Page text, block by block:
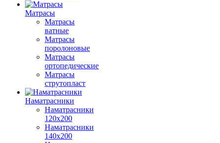
Матрасы
Матрасы
ватные
Матрасы
поролоновые
Матрасы
ортопедические
Матрасы
струтопласт
Наматрасники
Наматрасники
120х200
Наматрасники
140х200